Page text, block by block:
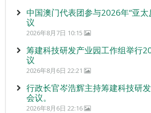
中国澳门代表团参与2026年“亚太
议
2026年8月7日 10:15
筹建科技研发产业园工作组举行
议
2026年8月6日 22:21
行政长官岑浩辉主持筹建科技研
会议。
2026年8月6日 22:16